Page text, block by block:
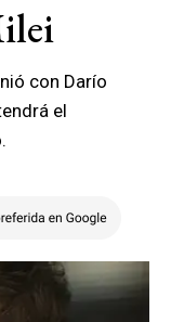
con Darío
el